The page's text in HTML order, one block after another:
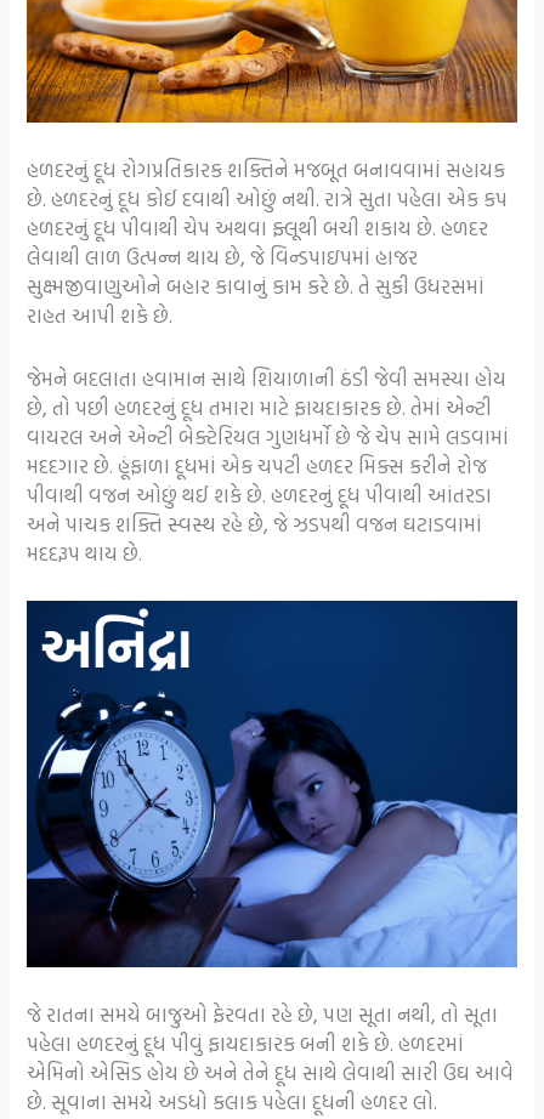
હળદરનું દૂધ રોગપ્રતિકારક શક્તિને મજબૂત બનાવવામાં સહાયક
છે. હળદરનું દૂધ કોઈ દવાથી ઓછું નથી. રાત્રે સુતા પહેલા એક કપ
હળદરનું દૂધ પીવાથી ચેપ અથવા ફ્લૂથી બચી શકાય છે. હળદર
લેવાથી લાળ ઉત્પન્ન થાય છે, જે વિન્ડપાઇપમાં હાજર
સુક્ષ્મજીવાણુઓને બહાર કાવાનું કામ કરે છે. તે સુકી ઉધરસમાં
રાહત આપી શકે છે.
જેમને બદલાતા હવામાન સાથે શિયાળાની ઠંડી જેવી સમસ્યા હોય
છે, તો પછી હળદરનું દૂધ તમારા માટે ફાયદાકારક છે. તેમાં એન્ટી
વાયરલ અને એન્ટી બેક્ટેરિયલ ગુણધર્મો છે જે ચેપ સામે લડવામાં
મદદગાર છે. હૂંફાળા દૂધમાં એક ચપટી હળદર મિક્સ કરીને રોજ
પીવાથી વજન ઓછું થઈ શકે છે. હળદરનું દૂધ પીવાથી આંતરડા
અને પાચક શક્તિ સ્વસ્થ રહે છે, જે ઝડપથી વજન ઘટાડવામાં
મદદરૂપ થાય છે.
જે રાતના સમયે બાજુઓ ફેરવતા રહે છે, પણ સૂતા નથી, તો સૂતા
પહેલા હળદરનું દૂધ પીવું ફાયદાકારક બની શકે છે. હળદરમાં
એમિનો એસિડ હોય છે અને તેને દૂધ સાથે લેવાથી સારી ઉઘ આવે
છે. સૂવાના સમયે અડધો કલાક પહેલા દૂધની હળદર લો.